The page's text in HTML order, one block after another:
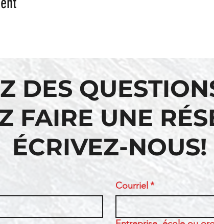
DES
FAIRE UNE
ÉCRIVEZ-NOUS!
Courriel *